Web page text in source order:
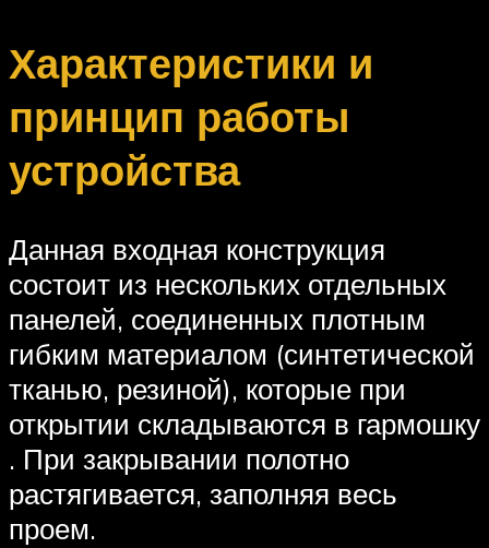
Характеристики и
принцип работы
устройства
Данная входная конструкция
состоит из нескольких отдельных
панелей, соединенных плотным
гибким материалом (синтетической
тканью, резиной), которые при
открытии складываются в гармошку
. При закрывании полотно
растягивается, заполняя весь
проем.